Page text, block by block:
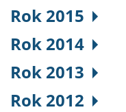
Rok 2015
Rok 2014
Rok 2013
Rok 2012